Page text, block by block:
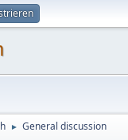
► General discussion